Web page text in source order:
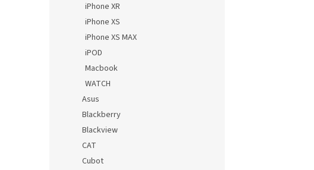
iPhone XR
iPhone XS
iPhone XS MAX
iPOD
Macbook
WATCH
Asus
Blackberry
Blackview
CAT
Cubot